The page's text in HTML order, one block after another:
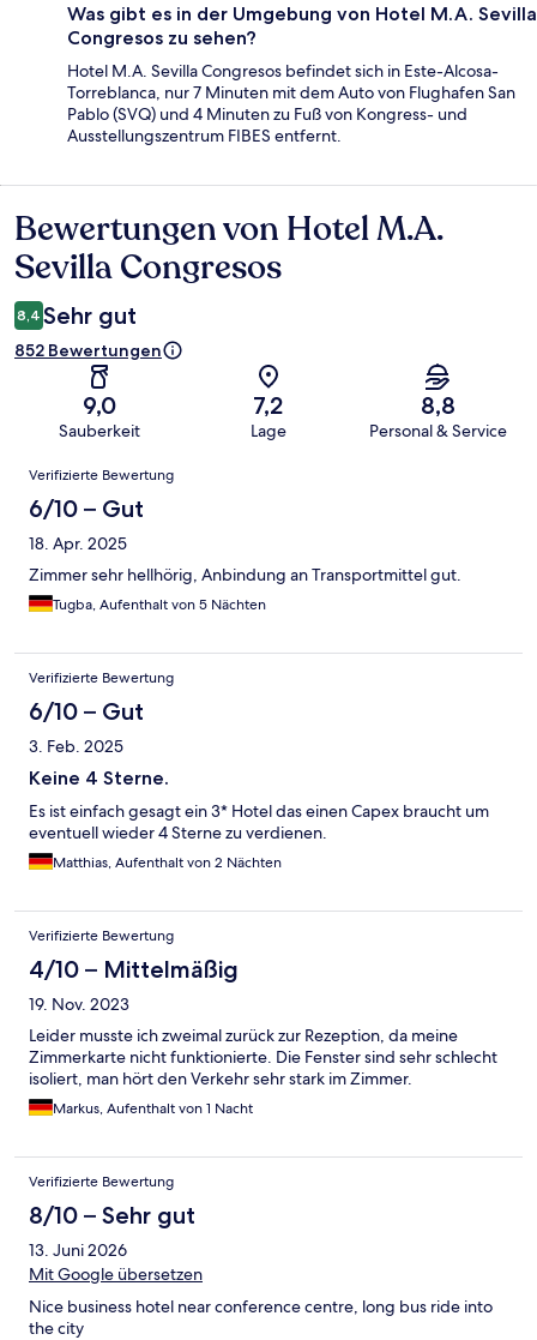
Was gibt es in der Umgebung von Hotel M.A. Sevilla
Congresos zu sehen?
Hotel M.A. Sevilla Congresos befindet sich in Este-Alcosa-
Torreblanca, nur 7 Minuten mit dem Auto von Flughafen San
Pablo (SVQ) und 4 Minuten zu Fuß von Kongress- und
Ausstellungszentrum FIBES entfernt.
Bewertungen
Bewertungen von Hotel M.A.
Sevilla Congresos
8,4 Sehr gut
852 Bewertungen
9,0
Sauberkeit
7,2
Lage
8,8
Personal & Service
Bewertungen
Verifizierte Bewertung
6/10 – Gut
18. Apr. 2025
Zimmer sehr hellhörig, Anbindung an Transportmittel gut.
Tugba, Aufenthalt von 5 Nächten
Verifizierte Bewertung
6/10 – Gut
3. Feb. 2025
Keine 4 Sterne.
Es ist einfach gesagt ein 3* Hotel das einen Capex braucht um
eventuell wieder 4 Sterne zu verdienen.
Matthias, Aufenthalt von 2 Nächten
Verifizierte Bewertung
4/10 – Mittelmäßig
19. Nov. 2023
Leider musste ich zweimal zurück zur Rezeption, da meine
Zimmerkarte nicht funktionierte. Die Fenster sind sehr schlecht
isoliert, man hört den Verkehr sehr stark im Zimmer.
Markus, Aufenthalt von 1 Nacht
Verifizierte Bewertung
8/10 – Sehr gut
13. Juni 2026
Mit Google übersetzen
Nice business hotel near conference centre, long bus ride into
the city